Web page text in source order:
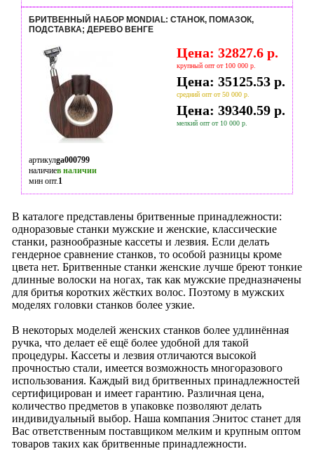
БРИТВЕННЫЙ НАБОР MONDIAL: СТАНОК, ПОМАЗОК,
ПОДСТАВКА; ДЕРЕВО ВЕНГЕ
Цена: 32827.6 р.
крупный опт от 100 000 р.
Цена: 35125.53 р.
средний опт от 50 000 р.
Цена: 39340.59 р.
мелкий опт от 10 000 р.
артикулga000799
наличиев наличии
мин опт.1
В каталоге представлены бритвенные принадлежности:
одноразовые станки мужские и женские, классические
станки, разнообразные кассеты и лезвия. Если делать
гендерное сравнение станков, то особой разницы кроме
цвета нет. Бритвенные станки женские лучше бреют тонкие
длинные волоски на ногах, так как мужские предназначены
для бритья коротких жёстких волос. Поэтому в мужских
моделях головки станков более узкие.
В некоторых моделей женских станков более удлинённая
ручка, что делает её ещё более удобной для такой
процедуры. Кассеты и лезвия отличаются высокой
прочностью стали, имеется возможность многоразового
использования. Каждый вид бритвенных принадлежностей
сертифицирован и имеет гарантию. Различная цена,
количество предметов в упаковке позволяют делать
индивидуальный выбор. Наша компания Энитос станет для
Вас ответственным поставщиком мелким и крупным оптом
товаров таких как бритвенные принадлежности.